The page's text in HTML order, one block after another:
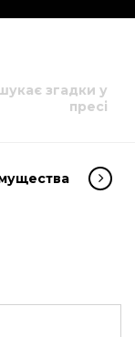
згадки у
пресі